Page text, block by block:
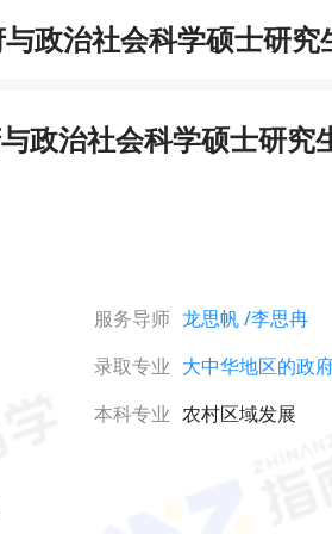
政治社会科学硕士研
政治社会科学硕士研
服务导师 龙思帆/李思冉
录取专业 大中华地区的政
本科专业 农村区域发展